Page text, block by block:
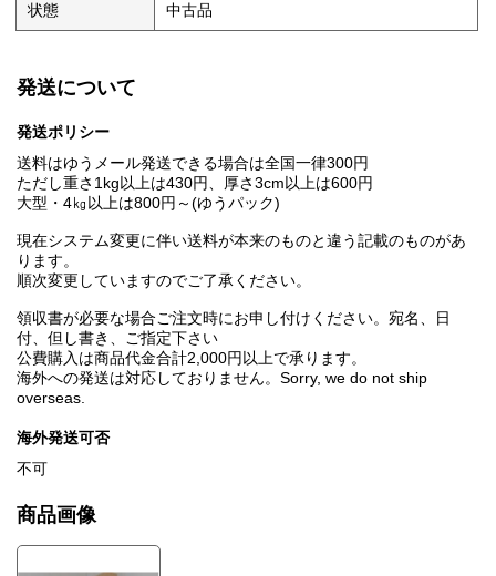
状態 中古品
発送について
発送ポリシー
送料はゆうメール発送できる場合は全国一律300円
ただし重さ1kg以上は430円、厚さ3cm以上は600円
大型・4㎏以上は800円～(ゆうパック)
現在システム変更に伴い送料が本来のものと違う記載のものがあ
ります。
順次変更していますのでご了承ください。
領収書が必要な場合ご注文時にお申し付けください。宛名、日
付、但し書き、ご指定下さい
公費購入は商品代金合計2,000円以上で承ります。
海外への発送は対応しておりません。Sorry, we do not ship
overseas.
海外発送可否
不可
商品画像